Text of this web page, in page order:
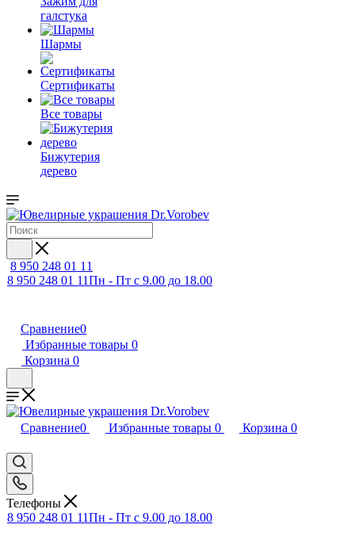
галстука
Шармы
Сертификаты
Все товары
Бижутерия
дерево
8 950 248 01 11
8 950 248 01 11Пн - Пт с 9.00 до 18.00
Сравнение0
Избранные товары 0
Корзина 0
Сравнение0 Избранные товары 0 Корзина 0
Телефоны
8 950 248 01 11Пн - Пт с 9.00 до 18.00